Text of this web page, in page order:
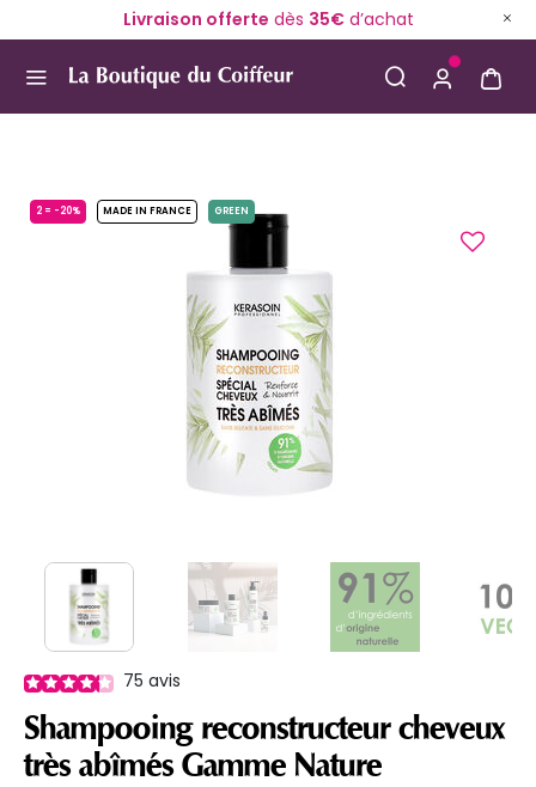
Livraison offerte dès 35€d’achat
2 = -20% MADE IN FRANCE GREEN
75 avis
Shampooing reconstructeur cheveux
très abîmés Gamme Nature